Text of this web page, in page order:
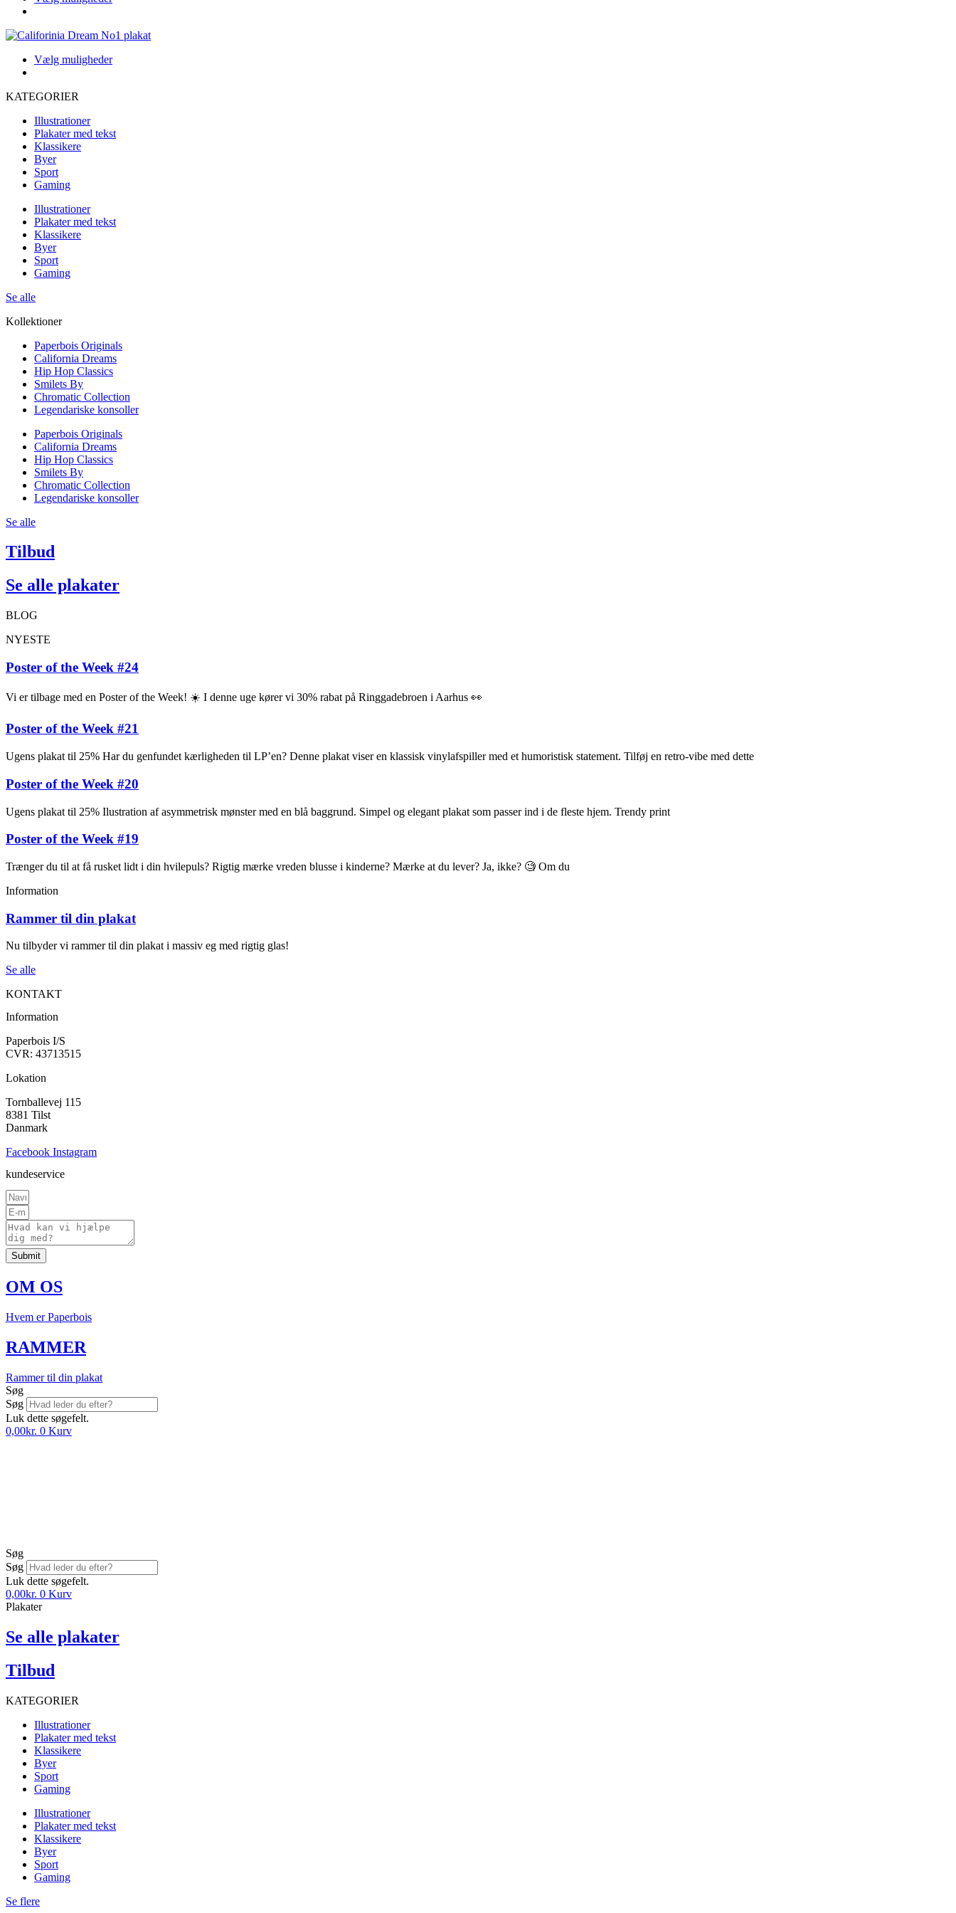
på
flere
Indstillingerne
Vælg mulighederDette
kan
KATEGORIER
Illustrationer
Plakater med tekst
Klassikere
Byer
Sport
Gaming
Illustrationer
Plakater med tekst
Klassikere
Byer
Sport
Gaming
Se alle
Kollektioner
Paperbois Originals
California Dreams
Hip Hop Classics
Smilets By
Chromatic Collection
Legendariske konsoller
Paperbois Originals
California Dreams
Hip Hop Classics
Smilets By
Chromatic Collection
Legendariske konsoller
Se alle
Tilbud
Se alle plakater
BLOG
NYESTE
Poster of the Week #24
Vi er tilbage med en Poster of the Week! ☀️ I denne uge kører vi 30% rabat på Ringgadebroen i Aarhus 👀
Poster of the Week #21
Ugens plakat til 25% Har du genfundet kærligheden til LP’en? Denne plakat viser en klassisk vinylafspiller med et humoristisk statement. Tilføj en retro-vibe med dette
Poster of the Week #20
Ugens plakat til 25% Ilustration af asymmetrisk mønster med en blå baggrund. Simpel og elegant plakat som passer ind i de fleste hjem. Trendy print
Poster of the Week #19
Trænger du til at få rusket lidt i din hvilepuls? Rigtig mærke vreden blusse i kinderne? Mærke at du lever? Ja, ikke? 🧐 Om du
Information
Rammer til din plakat
Nu tilbyder vi rammer til din plakat i massiv eg med rigtig glas!
Se alle
KONTAKT
Information
Paperbois I/S
CVR: 43713515
Lokation
Tornballevej 115
8381 Tilst
Danmark
Facebook Instagram
kundeservice
Submit
OM OS
Hvem er Paperbois
RAMMER
Rammer til din plakat
Søg
Søg
Luk dette søgefelt.
0,00kr. 0 Kurv
Søg
Søg
Luk dette søgefelt.
0,00kr. 0 Kurv
Plakater
Se alle plakater
Tilbud
KATEGORIER
Illustrationer
Plakater med tekst
Klassikere
Byer
Sport
Gaming
Illustrationer
Plakater med tekst
Klassikere
Byer
Sport
Gaming
Se flere